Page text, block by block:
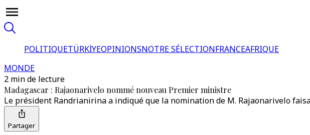
POLITIQUETÜRKİYEOPINIONSNOTRE SÉLECTIONFRANCEAFRIQUE
MONDE
2 min de lecture
Madagascar : Rajaonarivelo nommé nouveau Premier ministre
Le président Randrianirina a indiqué que la nomination de M. Rajaonarivelo
Partager